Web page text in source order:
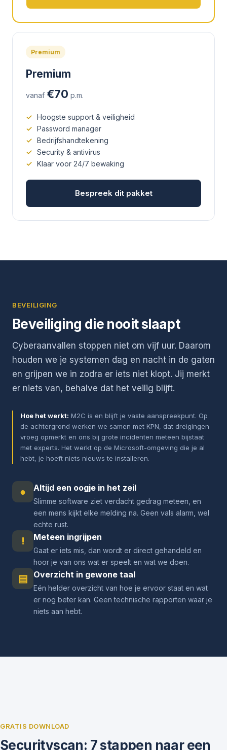
Premium
Premium
vanaf €70 p.m.
Hoogste support & veiligheid
Password manager
Bedrijfshandtekening
Security & antivirus
Klaar voor 24/7 bewaking
Bespreek dit pakket
BEVEILIGING
Beveiliging die nooit slaapt
Cyberaanvallen stoppen niet om vijf uur. Daarom
houden we je systemen dag en nacht in de gaten
en grijpen we in zodra er iets niet klopt. Jij merkt
er niets van, behalve dat het veilig blijft.
Hoe het werkt: M2C is en blijft je vaste aanspreekpunt. Op
de achtergrond werken we samen met KPN, dat dreigingen
vroeg opmerkt en ons bij grote incidenten meteen bijstaat
met experts. Het werkt op de Microsoft-omgeving die je al
hebt, je hoeft niets nieuws te installeren.
● Altijd een oogje in het zeil
Slimme software ziet verdacht gedrag meteen, en
een mens kijkt elke melding na. Geen vals alarm, wel
echte rust.
! Meteen ingrijpen
Gaat er iets mis, dan wordt er direct gehandeld en
hoor je van ons wat er speelt en wat we doen.
▤ Overzicht in gewone taal
Eén helder overzicht van hoe je ervoor staat en wat
er nog beter kan. Geen technische rapporten waar je
niets aan hebt.
GRATIS DOWNLOAD
Securityscan: 7 stappen naar een